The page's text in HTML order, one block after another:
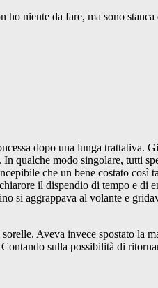
niente da fare, ma sono
dopo una lunga trattativa.
qualche modo singolare, tutti
che un bene costato così
il dispendio di tempo e di
si aggrappava al volante e
Aveva invece spostato la
sulla possibilità di